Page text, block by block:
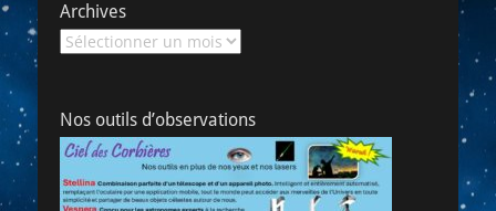
Archives
Archives
Nos outils d’observations